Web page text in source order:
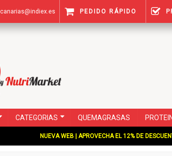
canarias@indiex.es PEDIDO RÁPIDO
CATEGORIAS QUEMAGRASAS
NUEVA WEB | APROVECHA EL 12% DE